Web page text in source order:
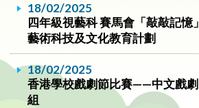
18/02/2025
四年級視藝科 賽馬會「敲敲記憶」
藝術科技及文化教育計劃
18/02/2025
香港學校戲劇節比賽——中文戲劇
組